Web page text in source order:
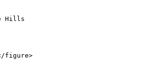
Hills
figure>